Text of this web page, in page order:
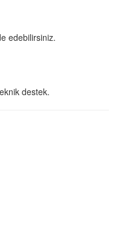
edebilirsiniz.
destek.